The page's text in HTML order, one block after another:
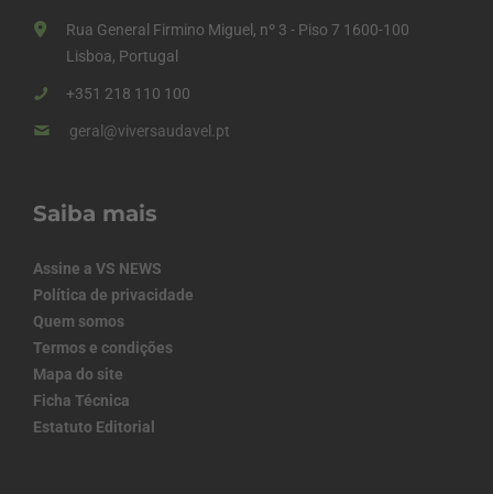
Rua General Firmino Miguel, nº 3 - Piso 7 1600-100
Lisboa, Portugal
+351 218 110 100
geral@viversaudavel.pt
Saiba mais
Assine a VS NEWS
Política de privacidade
Quem somos
Termos e condições
Mapa do site
Ficha Técnica
Estatuto Editorial